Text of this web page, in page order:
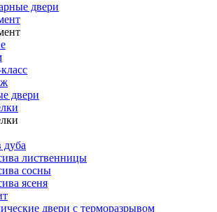
двери
двери
дуба
лиственницы
сосны
ясеня
двери с терморазрывом